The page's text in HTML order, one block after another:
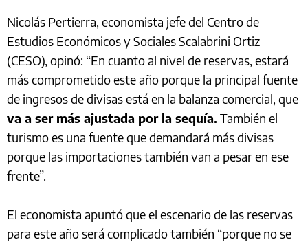
Nicolás Pertierra, economista jefe del Centro de
Estudios Económicos y Sociales Scalabrini Ortiz
(CESO), opinó: “En cuanto al nivel de reservas, estará
más comprometido este año porque la principal fuente
de ingresos de divisas está en la balanza comercial, que
va a ser más ajustada por la sequía.También el
turismo es una fuente que demandará más divisas
porque las importaciones también van a pesar en ese
frente”.
El economista apuntó que el escenario de las reservas
para este año será complicado también “porque no se